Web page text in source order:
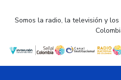
Somos la radio, la televisión y